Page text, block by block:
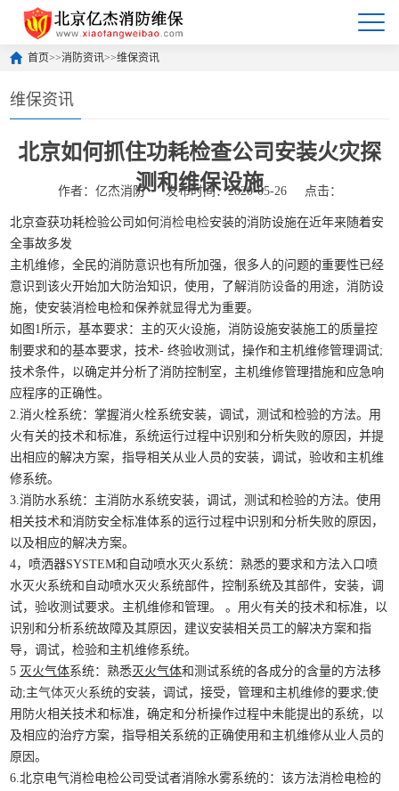
首页>>消防资讯>>维保资讯
维保资讯
北京如何抓住功耗检查公司安装火灾探
测和维保设施
作者：亿杰消防 发布时间：2020-05-26 点击：
北京查获功耗检验公司如何消检电检安装的消防设施在近年来随着安
全事故多发
主机维修，全民的消防意识也有所加强，很多人的问题的重要性已经
意识到该火开始加大防治知识，使用，了解消防设备的用途，消防设
施，使安装消检电检和保养就显得尤为重要。
如图1所示，基本要求：主的灭火设施，消防设施安装施工的质量控
制要求和的基本要求，技术- 终验收测试，操作和主机维修管理调试;
技术条件，以确定并分析了消防控制室，主机维修管理措施和应急响
应程序的正确性。
2.消火栓系统：掌握消火栓系统安装，调试，测试和检验的方法。用
火有关的技术和标准，系统运行过程中识别和分析失败的原因，并提
出相应的解决方案，指导相关从业人员的安装，调试，验收和主机维
修系统。
3.消防水系统：主消防水系统安装，调试，测试和检验的方法。使用
相关技术和消防安全标准体系的运行过程中识别和分析失败的原因，
以及相应的解决方案。
4，喷洒器SYSTEM和自动喷水灭火系统：熟悉的要求和方法入口喷
水灭火系统和自动喷水灭火系统部件，控制系统及其部件，安装，调
试，验收测试要求。主机维修和管理。 。用火有关的技术和标准，以
识别和分析系统故障及其原因，建议安装相关员工的解决方案和指
导，调试，检验和主机维修系统。
5 灭火气体系统：熟悉灭火气体和测试系统的各成分的含量的方法移
动;主气体灭火系统的安装，调试，接受，管理和主机维修的要求;使
用防火相关技术和标准，确定和分析操作过程中未能提出的系统，以
及相应的治疗方案，指导相关系统的正确使用和主机维修从业人员的
原因。
6.北京电气消检电检公司受试者消除水雾系统的：该方法消检电检的